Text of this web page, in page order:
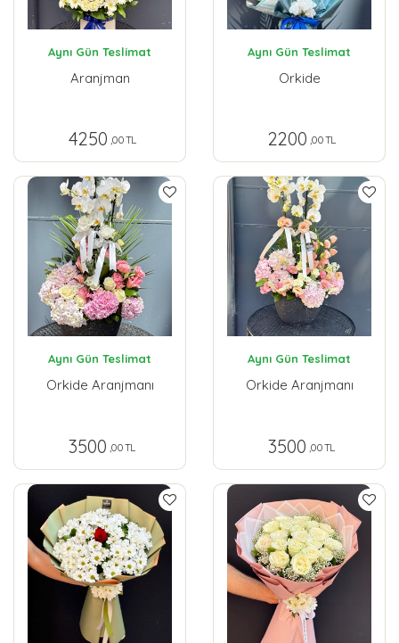
Aynı Gün Teslimat
Aranjman
4250 ,00 TL
Aynı Gün Teslimat
Orkide
2200 ,00 TL
Aynı Gün Teslimat
Orkide Aranjmanı
3500 ,00 TL
Aynı Gün Teslimat
Orkide Aranjmanı
3500 ,00 TL